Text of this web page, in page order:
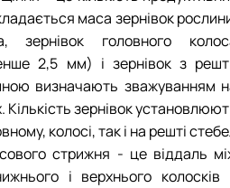
маса зернівок
зернівок головного
2,5 мм) і зернівок з
визначають зважуванням
Кількість зернівок
колосі, так і на решті
стрижня - це віддаль
і верхнього колосків